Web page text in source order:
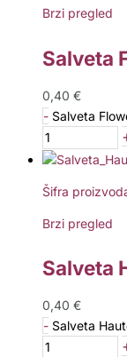
Brzi pregled
Salveta
0,40 €
- Salveta
Šifra
Brzi pregled
Salveta
0,40 €
- Salveta